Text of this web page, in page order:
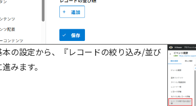
本の設定から、『レコードの絞り込み/並び
みます。